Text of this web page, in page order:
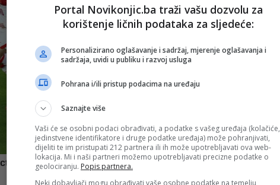
Portal Novikonjic.ba traži vašu dozvolu za
korištenje ličnih podataka za sljedeće:
Personalizirano oglašavanje i sadržaj, mjerenje oglašavanja i
sadržaja, uvidi u publiku i razvoj usluga
Pohrana i/ili pristup podacima na uređaju
Saznajte više
Vaši će se osobni podaci obrađivati, a podatke s vašeg uređaja (kolačiće,
jedinstvene identifikatore i druge podatke uređaja) može pohranjivati,
dijeliti te im pristupati 212 partnera ili ih može upotrebljavati ova web-
lokacija. Mi i naši partneri možemo upotrebljavati precizne podatke o
geolociranju. Popis partnera.
Neki dobavljači mogu obrađivati vaše osobne podatke na temelju